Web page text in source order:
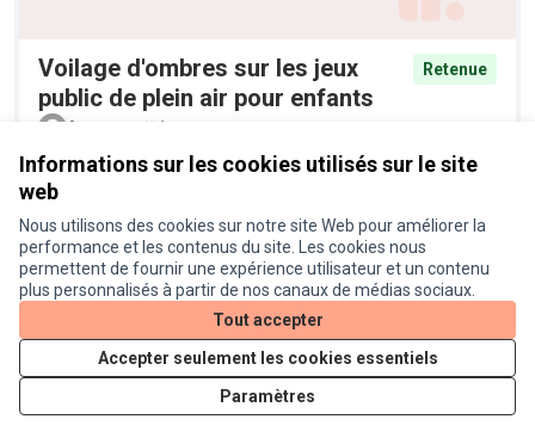
Informations sur les cookies utilisés sur le site
web
Nous utilisons des cookies sur notre site Web pour améliorer la
performance et les contenus du site. Les cookies nous
permettent de fournir une expérience utilisateur et un contenu
plus personnalisés à partir de nos canaux de médias sociaux.
Tout accepter
Accepter seulement les cookies essentiels
Paramètres
Voilage d'ombres sur les jeux
public de plein air pour enfants
Retenue
Anonyme 1
Pieges à moustiques tigres
Anonyme
6